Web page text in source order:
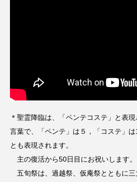
＊聖霊降臨は、「ペンテコステ」と表
言葉で、「ペンテ」は５，「コステ」
とも表現されます。
主の復活から50日目にお祝いします。
五旬祭は、過越祭、仮庵祭とともに三